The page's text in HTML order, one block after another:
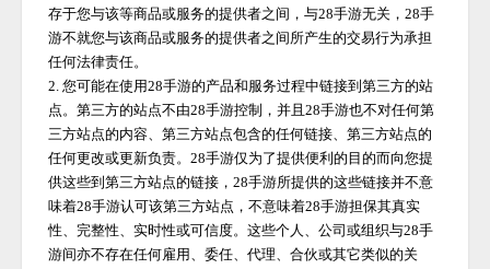
存于您与该等商品或服务的提供者之间，与28手游无关，28手
游不就您与该商品或服务的提供者之间所产生的交易行为承担
任何法律责任。
2. 您可能在使用28手游的产品和服务过程中链接到第三方的站
点。第三方的站点不由28手游控制，并且28手游也不对任何第
三方站点的内容、第三方站点包含的任何链接、第三方站点的
任何更改或更新负责。28手游仅为了提供便利的目的而向您提
供这些到第三方站点的链接，28手游所提供的这些链接并不意
味着28手游认可该第三方站点，不意味着28手游担保其真实
性、完整性、实时性或可信度。这些个人、公司或组织与28手
游间亦不存在任何雇用、委任、代理、合伙或其它类似的关